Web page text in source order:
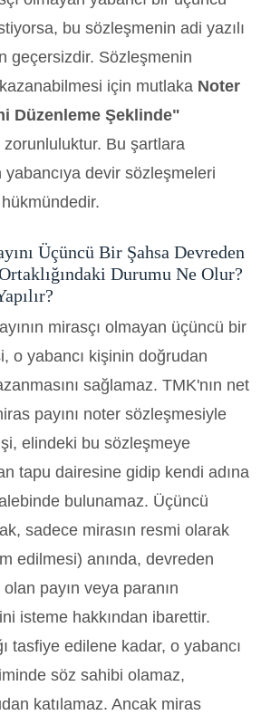
bu sözleşmenin adi yazılı
geçersizdir. Sözleşmenin
için mutlaka Noter
Düzenleme Şeklinde"
zorunluluktur. Bu şartlara
yabancıya devir sözleşmeleri
Üçüncü Bir Şahsa Devreden
Durumu Ne Olur?
mirasçı olmayan üçüncü bir
o yabancı kişinin doğrudan
sağlamaz. TMK'nın net
payını noter sözleşmesiyle
elindeki bu sözleşmeye
tapu dairesine gidip kendi adına
bulunamaz. Üçüncü
sadece mirasın resmi olarak
edilmesi) anında, devreden
payın veya paranın
isteme hakkından ibarettir.
tasfiye edilene kadar, o yabancı
söz sahibi olamaz,
katılamaz. Ancak miras